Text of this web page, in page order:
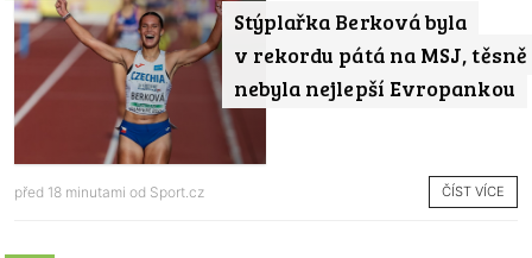
Stýplařka Berková byla
v rekordu pátá na MSJ, těsně
nebyla nejlepší Evropankou
před 18 minutami od Sport.cz ČÍST VÍCE